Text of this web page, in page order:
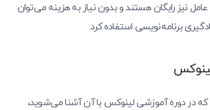
نیز رایگان هستند و بدون نیاز به هزینه می‌توان
برنامه‌نویسی استفاده کرد.
که در دوره آموزشی لینوکس با آن آشنا می‌شوید،